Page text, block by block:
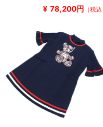
¥ 78,200円 （税込